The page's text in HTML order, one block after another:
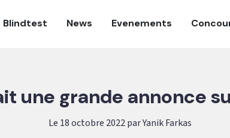
Blindtest News Evenements
une grande annonce
Le 18 octobre 2022 par Yanik Farkas